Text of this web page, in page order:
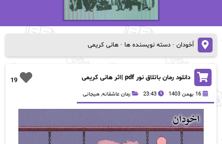
اُخودان- دسته نویسنده ها - هانی کریمی
19 دانلود رمان باتلاق نور pdf |اثر هانی کریمی
16 بهمن 1403 23:43 رمان عاشقانه, هیجانی